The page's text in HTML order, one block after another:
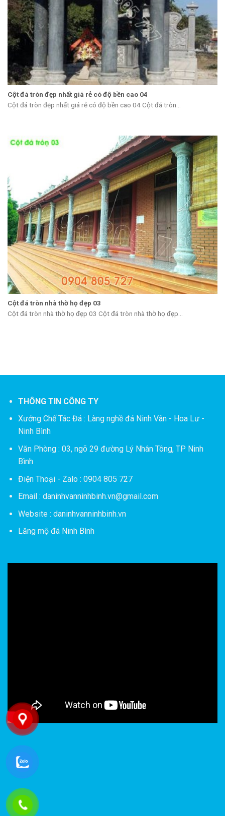
Cột đá tròn đẹp nhất giá rẻ có độ bền cao 04
Cột đá tròn đẹp nhất giá rẻ có độ bền cao 04 Cột đá tròn...
Cột đá tròn nhà thờ họ đẹp 03
Cột đá tròn nhà thờ họ đẹp 03 Cột đá tròn nhà thờ họ đẹp...
THÔNG TIN CÔNG TY
Xưởng Chế Tác Đá : Làng nghề đá Ninh Vân - Hoa Lư -
Ninh Bình
Văn Phòng : 03, ngõ 29 đường Lý Nhân Tông, TP Ninh
Bình
Điện Thoại - Zalo : 0904 805 727
Email : daninhvanninhbinh.vn@gmail.com
Website : daninhvanninhbinh.vn
Lăng mộ đá Ninh Bình